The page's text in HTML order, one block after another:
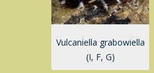
Vulcaniella grabowiella
(I, F, G)